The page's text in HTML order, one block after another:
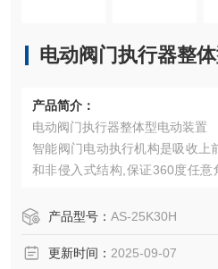
电动阀门执行器整
产品简介：
电动阀门执行器整体型电动装置
智能阀门电动执行机构是吸收上
和非侵入式结构,保证360度任意
产品型号： AS-25K30H
更新时间： 2025-09-07